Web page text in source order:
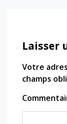
Laisser
Votre
champs